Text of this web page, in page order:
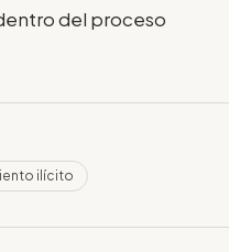
del proceso
ilícito